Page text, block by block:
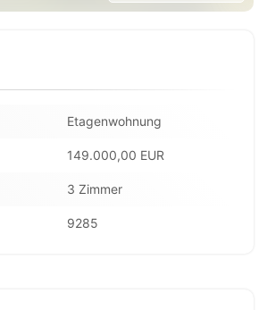
Etagenwohnung
149.000,00 EUR
3 Zimmer
9285